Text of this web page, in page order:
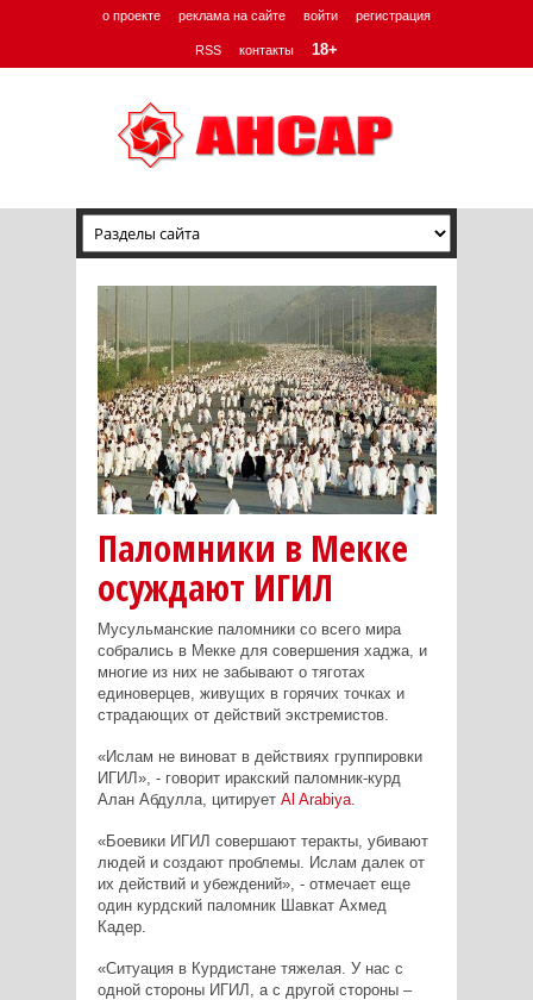
о проекте реклама на сайте войти регистрация
RSS контакты 18+
Паломники в Мекке
осуждают ИГИЛ
Мусульманские паломники со всего мира
собрались в Мекке для совершения хаджа, и
многие из них не забывают о тяготах
единоверцев, живущих в горячих точках и
страдающих от действий экстремистов.
«Ислам не виноват в действиях группировки
ИГИЛ», - говорит иракский паломник-курд
Алан Абдулла, цитирует Al Arabiya.
«Боевики ИГИЛ совершают теракты, убивают
людей и создают проблемы. Ислам далек от
их действий и убеждений», - отмечает еще
один курдский паломник Шавкат Ахмед
Кадер.
«Ситуация в Курдистане тяжелая. У нас с
одной стороны ИГИЛ, а с другой стороны –